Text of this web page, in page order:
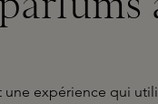
expérience qui